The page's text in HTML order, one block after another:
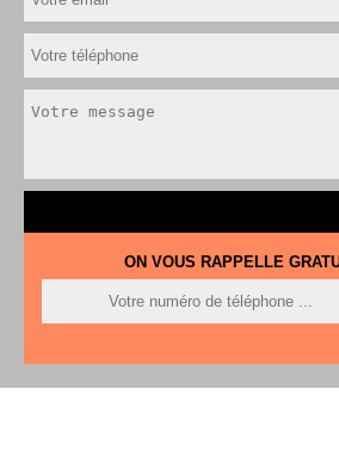
ON VOUS RAPPELLE